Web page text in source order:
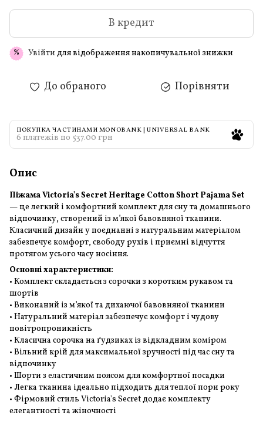
В кредит
% Увійти для відображення накопичувальної знижки
До обраного Порівняти
ПОКУПКА ЧАСТИНАМИ MONOBANK | UNIVERSAL BANK
6 платежів по 537.00 грн
Опис
Піжама Victoria's Secret Heritage Cotton Short Pajama Set
— це легкий і комфортний комплект для сну та домашнього
відпочинку, створений із м’якої бавовняної тканини.
Класичний дизайн у поєднанні з натуральним матеріалом
забезпечує комфорт, свободу рухів і приємні відчуття
протягом усього часу носіння.
Основні характеристики:
• Комплект складається з сорочки з коротким рукавом та
шортів
• Виконаний із м’якої та дихаючої бавовняної тканини
• Натуральний матеріал забезпечує комфорт і чудову
повітропроникність
• Класична сорочка на ґудзиках із відкладним коміром
• Вільний крій для максимальної зручності під час сну та
відпочинку
• Шорти з еластичним поясом для комфортної посадки
• Легка тканина ідеально підходить для теплої пори року
• Фірмовий стиль Victoria's Secret додає комплекту
елегантності та жіночності